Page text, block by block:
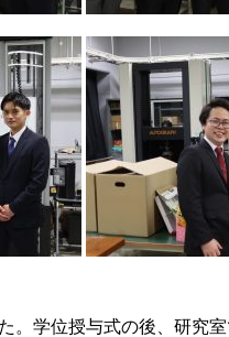
。学位授与式の後、研究